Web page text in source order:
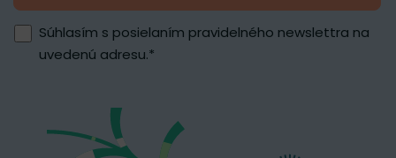
Súhlasím s posielaním pravidelného newslettra na
uvedenú adresu.*